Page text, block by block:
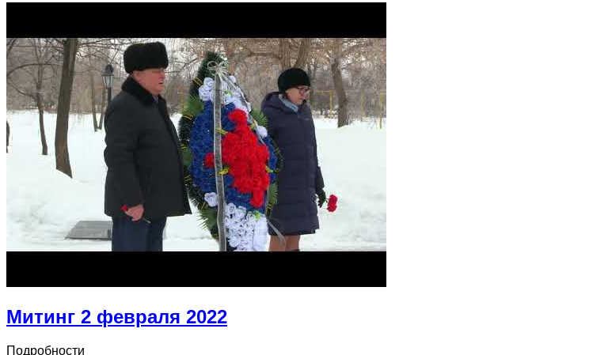
Митинг 2 февраля 2022
Подробности